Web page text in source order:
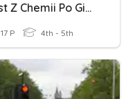
Test Z Chemii Po Gimnazjum
17 P 4th - 5th